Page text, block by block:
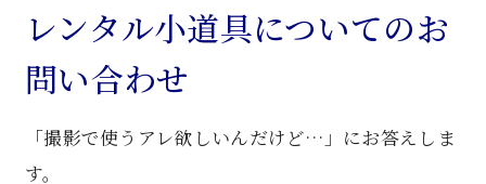
ク
調
花
個
レンタル小道具についてのお
問い合わせ
「撮影で使うアレ欲しいんだけど…」にお答えしま
す。